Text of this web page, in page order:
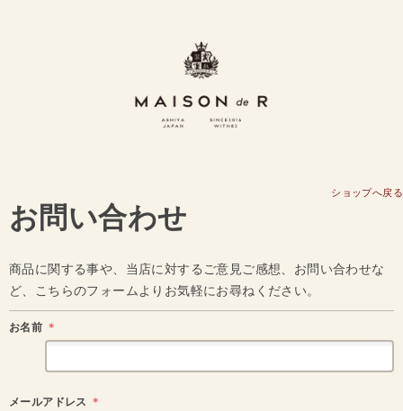
ショップへ戻る
お問い合わせ
商品に関する事や、当店に対するご意見ご感想、お問い合わせな
ど、こちらのフォームよりお気軽にお尋ねください。
お名前 ＊
メールアドレス ＊